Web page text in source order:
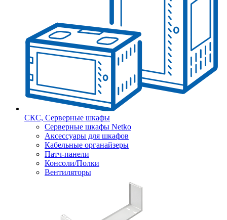
СКС, Серверные шкафы
Серверные шкафы Netko
Аксессуары для шкафов
Кабельные органайзеры
Патч-панели
Консоли/Полки
Вентиляторы